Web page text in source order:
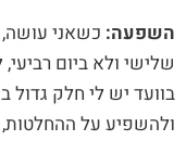
השפעה: כשאני
שלישי ולא ביום
בוועד יש לי חלק גדול
ולהשפיע על